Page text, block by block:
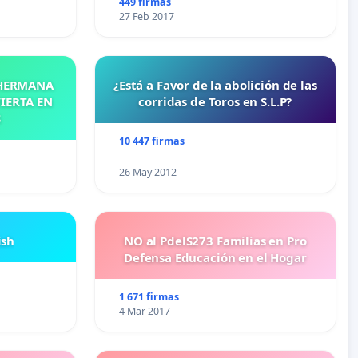
27 Feb 2017
EN
¿Está a Favor de la abolición de las
corridas de Toros en S.L.P?
10 447 firmas
26 May 2012
NO al PdelS273 Familias en Pro
Defensa Educación en el Hogar
1 671 firmas
4 Mar 2017